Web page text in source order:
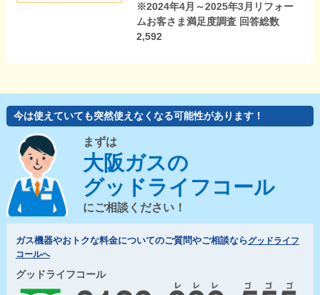
※2024年4月～2025年3月リフォー
ムお客さま満足度調査 回答総数
2,592
今は使えていても突然使えなくなる可能性があります！
まずは
大阪ガスの
グッドライフコール
にご相談ください！
ガス機器やおトクな料金についてのご質問やご相談ならグッドライフ
コールへ
グッドライフコール